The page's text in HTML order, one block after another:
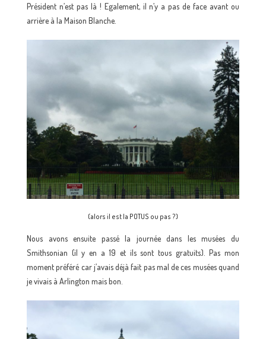
Président n’est pas là ! Egalement, il n’y a pas de face avant ou
arrière à la Maison Blanche.
(alors il est la POTUS ou pas ?)
Nous avons ensuite passé la journée dans les musées du
Smithsonian (il y en a 19 et ils sont tous gratuits). Pas mon
moment préféré car j’avais déjà fait pas mal de ces musées quand
je vivais à Arlington mais bon.